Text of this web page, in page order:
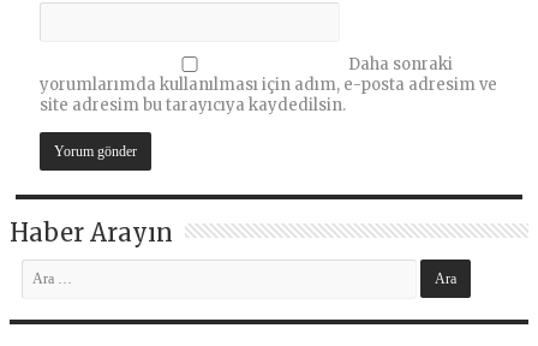
Daha sonraki
yorumlarımda kullanılması için adım, e-posta adresim ve
site adresim bu tarayıcıya kaydedilsin.
Haber Arayın